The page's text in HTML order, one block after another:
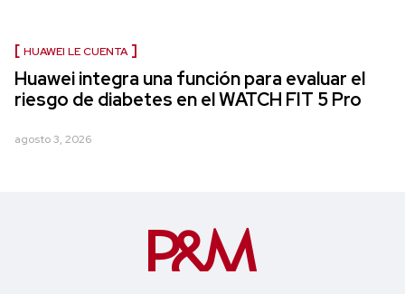
HUAWEI LE CUENTA
Huawei integra una función para evaluar el
riesgo de diabetes en el WATCH FIT 5 Pro
agosto 3, 2026